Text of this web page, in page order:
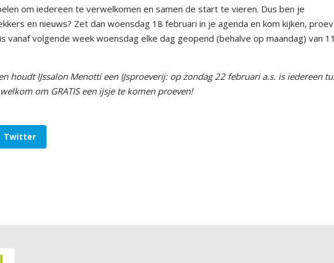
om iedereen te verwelkomen en samen de start te vieren. Dus ben je
en nieuws? Zet dan woensdag 18 februari in je agenda en kom kijken,
vanaf volgende week woensdag elke dag geopend (behalve op maandag) van
houdt IJssalon Menotti een IJsproeverij: op zondag 22 februari a.s. is iedereen
om GRATIS een ijsje te komen proeven!
Twitter